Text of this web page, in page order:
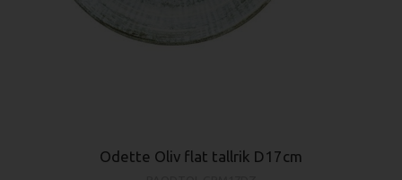
Odette Oliv flat tallrik D17cm